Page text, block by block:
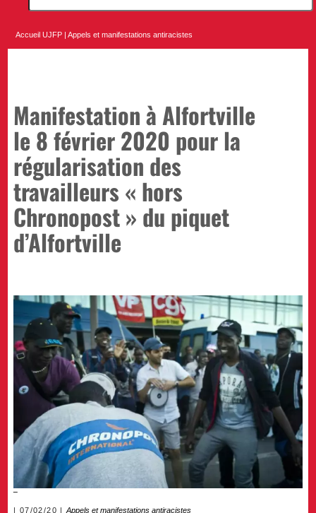
Accueil UJFP |Appels et manifestations antiracistes
Manifestation à Alfortville
le 8 février 2020 pour la
régularisation des
travailleurs « hors
Chronopost » du piquet
d’Alfortville
07/02/20 Appels et manifestations antiracistes